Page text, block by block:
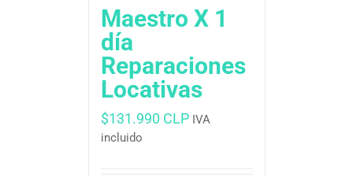
Maestro X 1
día
Reparaciones
Locativas
$131.990 CLP IVA
incluido